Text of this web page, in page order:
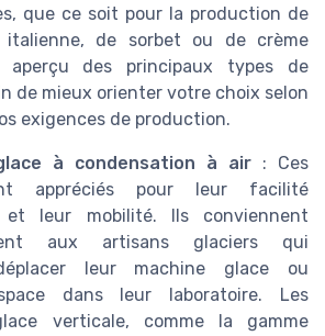
que ce soit pour la production de
de sorbet ou de crème
aperçu des principaux types de
de mieux orienter votre choix selon
exigences de production.
à condensation à air : Ces
appréciés pour leur facilité
et leur mobilité. Ils conviennent
aux artisans glaciers qui
leur machine glace ou
dans leur laboratoire. Les
verticale, comme la gamme